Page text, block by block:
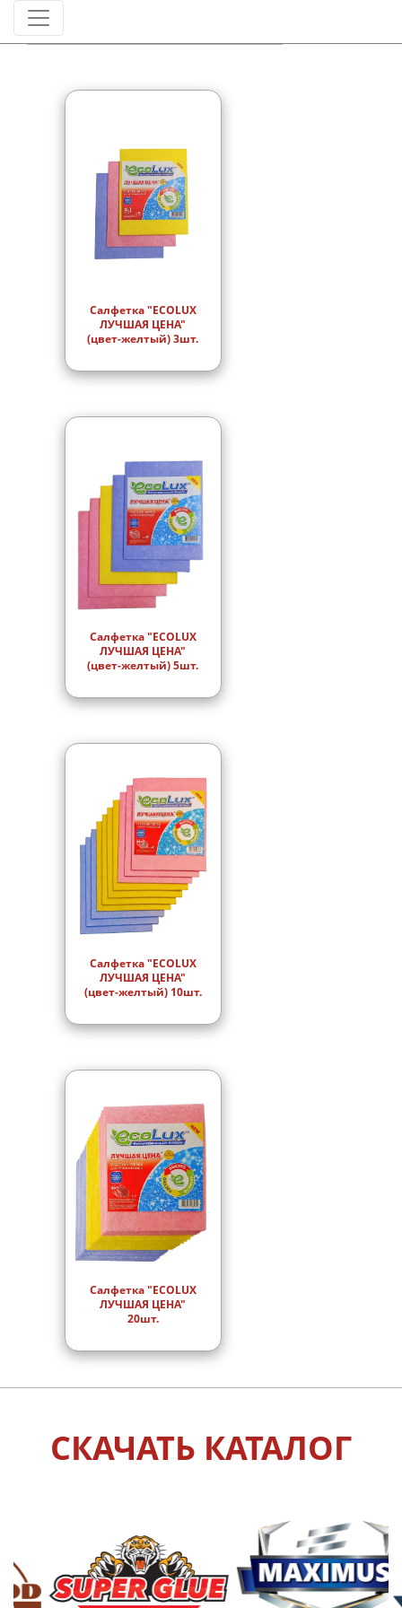
Салфетка "ECOLUX
ЛУЧШАЯ ЦЕНА"
(цвет-желтый) 3шт.
Салфетка "ECOLUX
ЛУЧШАЯ ЦЕНА"
(цвет-желтый) 5шт.
Салфетка "ECOLUX
ЛУЧШАЯ ЦЕНА"
(цвет-желтый) 10шт.
Салфетка "ECOLUX
ЛУЧШАЯ ЦЕНА"
20шт.
СКАЧАТЬ КАТАЛОГ